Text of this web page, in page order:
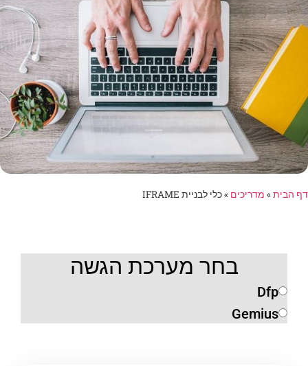
דף הבית» מדריכים »כלי לבניית IFRAME
בחר מערכת הגשה
Dfp
Gemius